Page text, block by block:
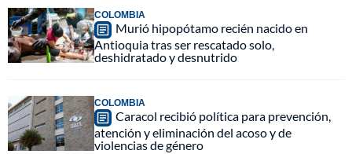
COLOMBIA
Murió hipopótamo recién nacido en
Antioquia tras ser rescatado solo,
deshidratado y desnutrido
COLOMBIA
Caracol recibió política para prevención,
atención y eliminación del acoso y de
violencias de género